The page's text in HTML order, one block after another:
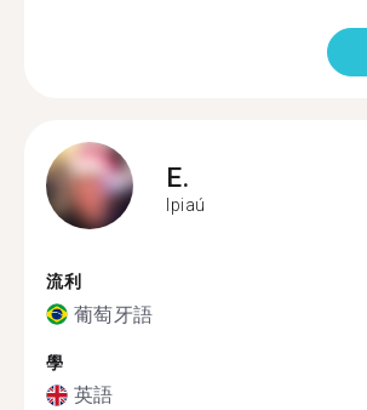
E.
Ipiaú
流利
葡萄牙語
學
英語